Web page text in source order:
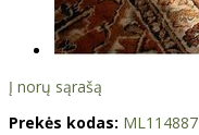
Į norų sąrašą
Prekės kodas: ML114887